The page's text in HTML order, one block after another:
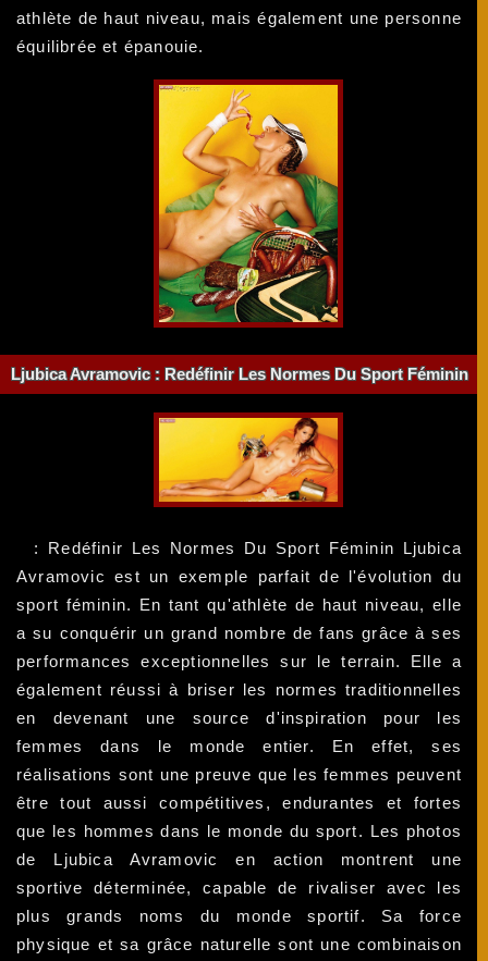
athlète de haut niveau, mais également une personne
équilibrée et épanouie.
Ljubica Avramovic : Redéfinir Les Normes Du Sport Féminin
: Redéfinir Les Normes Du Sport Féminin Ljubica
Avramovic est un exemple parfait de l'évolution du
sport féminin. En tant qu'athlète de haut niveau, elle
a su conquérir un grand nombre de fans grâce à ses
performances exceptionnelles sur le terrain. Elle a
également réussi à briser les normes traditionnelles
en devenant une source d'inspiration pour les
femmes dans le monde entier. En effet, ses
réalisations sont une preuve que les femmes peuvent
être tout aussi compétitives, endurantes et fortes
que les hommes dans le monde du sport. Les photos
de Ljubica Avramovic en action montrent une
sportive déterminée, capable de rivaliser avec les
plus grands noms du monde sportif. Sa force
physique et sa grâce naturelle sont une combinaison